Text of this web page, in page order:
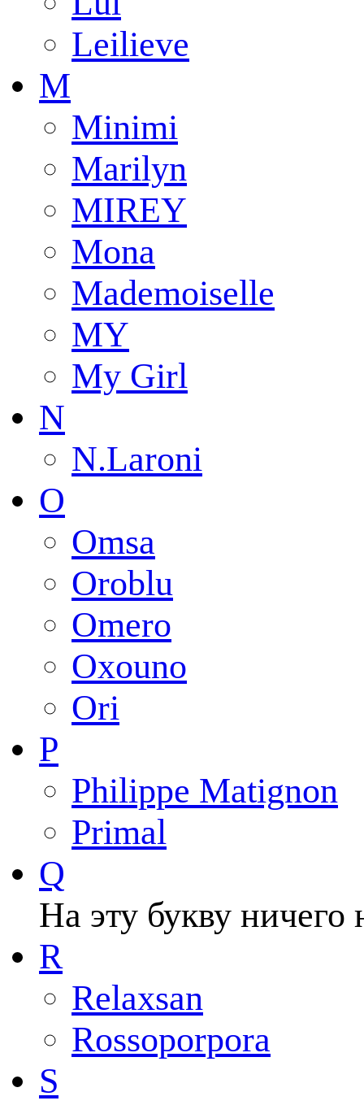
Leilieve
M
Minimi
Marilyn
MIREY
Mona
Mademoiselle
MY
My Girl
N
N.Laroni
O
Omsa
Oroblu
Omero
Oxouno
Ori
P
Philippe Matignon
Primal
Q
На эту букву ничего
R
Relaxsan
Rossoporpora
S